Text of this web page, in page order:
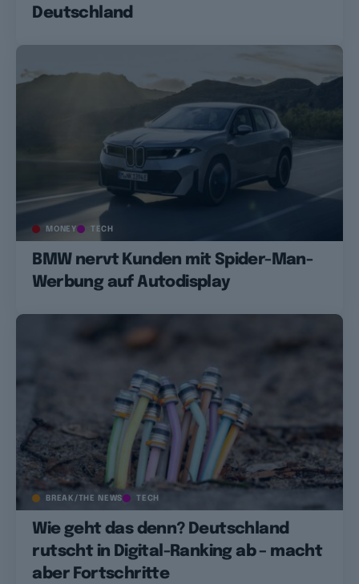
Deutschland
MONEY TECH
BMW nervt Kunden mit Spider-Man-
Werbung auf Autodisplay
BREAK/THE NEWS TECH
Wie geht das denn? Deutschland
rutscht in Digital-Ranking ab – macht
aber Fortschritte